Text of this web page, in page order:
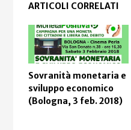
ARTICOLI CORRELATI
Sovranità monetaria e
sviluppo economico
(Bologna, 3 feb. 2018)